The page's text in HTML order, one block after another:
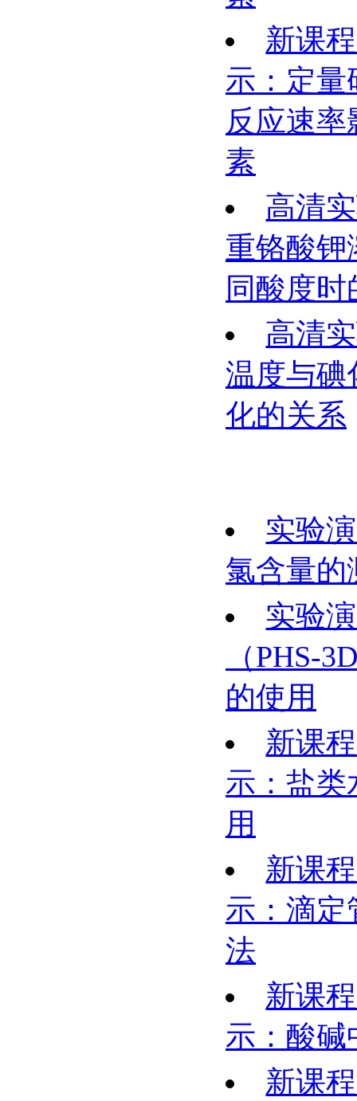
新课
示：定量
反应速
素
高清
重铬酸钾
同酸度时
高清
温度与碘
化的关系
实验
氯含量的
实验
（PHS-
的使用
新课
示：盐类
用
新课
示：滴定
法
新课
示：酸碱
新课